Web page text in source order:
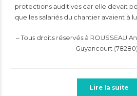
protections auditives car elle devait
que les salariés du chantier avaient à
– Tous droits réservés à ROUSSEAU
Guyancourt
Lire la suite